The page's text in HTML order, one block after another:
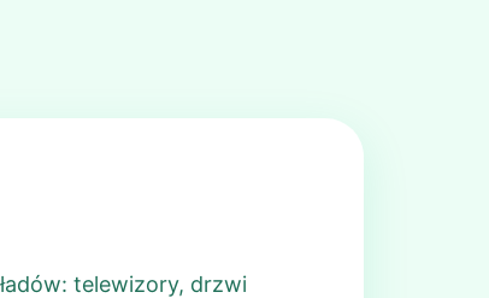
telewizory, drzwi